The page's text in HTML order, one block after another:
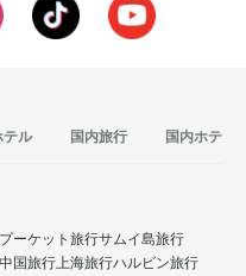
テル 国内旅行 国内ホテル
プーケット旅行サムイ島旅行
中国旅行上海旅行ハルビン旅行